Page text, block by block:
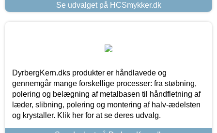
Se udvalget på HCSmykker.dk
DyrbergKern.dks produkter er håndlavede og
gennemgår mange forskellige processer: fra støbning,
polering og belægning af metalbasen til håndfletning af
læder, slibning, polering og montering af halv-ædelsten
og krystaller. Klik her for at se deres udvalg.